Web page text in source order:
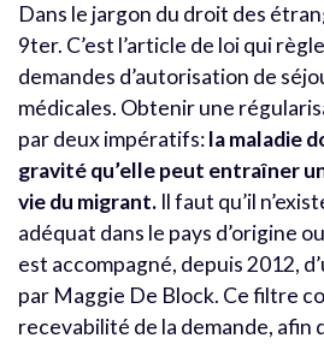
Dans le jargon du droit des
9ter. C’est l’article de loi qui
demandes d’autorisation de
médicales. Obtenir une
par deux impératifs:la maladie
gravité qu’elle peut entraîner
vie du migrant. Il faut qu’il
adéquat dans le pays d’origine
est accompagné, depuis 2012,
par Maggie De Block. Ce filtre
recevabilité de la demande, afin